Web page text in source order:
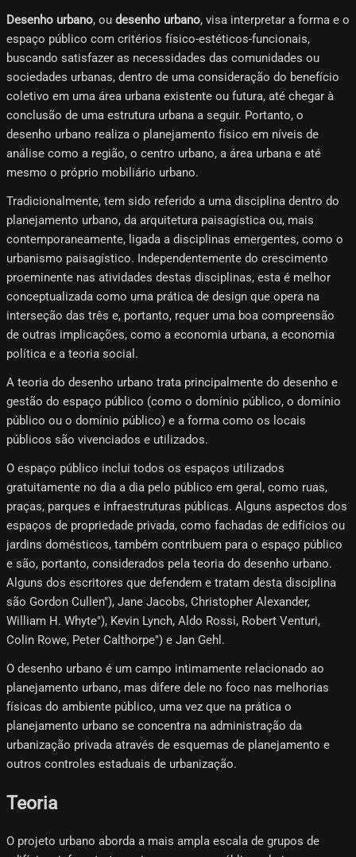
Desenho urbano, ou desenho urbano, visa interpretar a forma e o
espaço público com critérios físico-estéticos-funcionais,
buscando satisfazer as necessidades das comunidades ou
sociedades urbanas, dentro de uma consideração do benefício
coletivo em uma área urbana existente ou futura, até chegar à
conclusão de uma estrutura urbana a seguir. Portanto, o
desenho urbano realiza o planejamento físico em níveis de
análise como a região, o centro urbano, a área urbana e até
mesmo o próprio mobiliário urbano.
Tradicionalmente, tem sido referido a uma disciplina dentro do
planejamento urbano, da arquitetura paisagística ou, mais
contemporaneamente, ligada a disciplinas emergentes, como o
urbanismo paisagístico. Independentemente do crescimento
proeminente nas atividades destas disciplinas, esta é melhor
conceptualizada como uma prática de design que opera na
interseção das três e, portanto, requer uma boa compreensão
de outras implicações, como a economia urbana, a economia
política e a teoria social.
A teoria do desenho urbano trata principalmente do desenho e
gestão do espaço público (como o domínio público, o domínio
público ou o domínio público) e a forma como os locais
públicos são vivenciados e utilizados.
O espaço público inclui todos os espaços utilizados
gratuitamente no dia a dia pelo público em geral, como ruas,
praças, parques e infraestruturas públicas. Alguns aspectos dos
espaços de propriedade privada, como fachadas de edifícios ou
jardins domésticos, também contribuem para o espaço público
e são, portanto, considerados pela teoria do desenho urbano.
Alguns dos escritores que defendem e tratam desta disciplina
são Gordon Cullen"), Jane Jacobs, Christopher Alexander,
William H. Whyte"), Kevin Lynch, Aldo Rossi, Robert Venturi,
Colin Rowe, Peter Calthorpe") e Jan Gehl.
O desenho urbano é um campo intimamente relacionado ao
planejamento urbano, mas difere dele no foco nas melhorias
físicas do ambiente público, uma vez que na prática o
planejamento urbano se concentra na administração da
urbanização privada através de esquemas de planejamento e
outros controles estaduais de urbanização.
Teoria
O projeto urbano aborda a mais ampla escala de grupos de